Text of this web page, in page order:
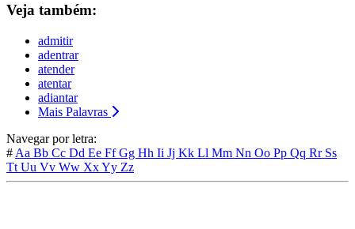
Veja também:
admitir
adentrar
atender
atentar
adiantar
Mais Palavras
Navegar por letra:
# Aa Bb Cc Dd Ee FfGg Hh Ii Jj Kk Ll Mm Nn Oo Pp Qq Rr Ss
Tt Uu Vv Ww XxYy Zz